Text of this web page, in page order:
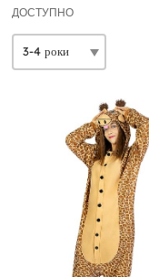
ДОСТУПНО